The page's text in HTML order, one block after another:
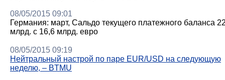
08/05/2015 09:01
Германия: март, Сальдо текущего платежного баланса
млрд. с 16,6 млрд. евро
08/05/2015 09:19
Нейтральный настрой по паре EUR/USD на следующую
неделю, – BTMU